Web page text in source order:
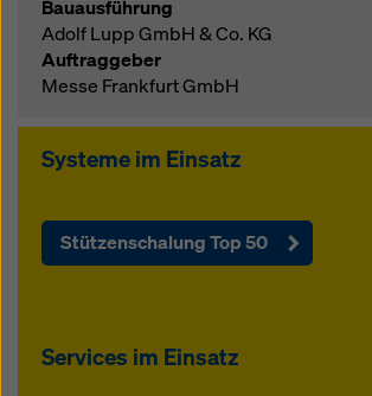
Bauausführung
Adolf Lupp GmbH & Co. KG
Auftraggeber
Messe Frankfurt GmbH
Systeme im Einsatz
Stützenschalung Top 50
Services im Einsatz